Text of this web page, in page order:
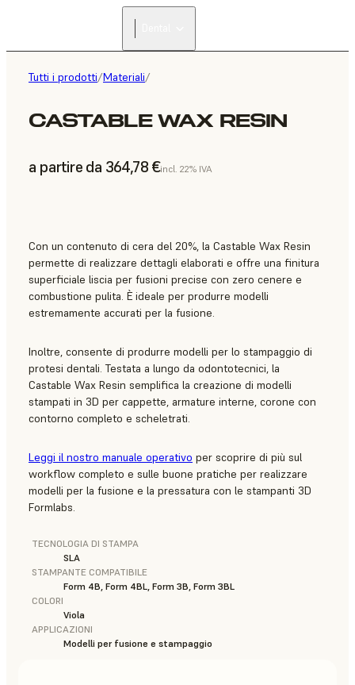
Tutti i prodotti/Materiali/
CASTABLE WAX RESIN
a partire da 364,78 €incl. 22% IVA
Con un contenuto di cera del 20%, la Castable Wax Resin
permette di realizzare dettagli elaborati e offre una finitura
superficiale liscia per fusioni precise con zero cenere e
combustione pulita. È ideale per produrre modelli
estremamente accurati per la fusione.
Inoltre, consente di produrre modelli per lo stampaggio di
protesi dentali. Testata a lungo da odontotecnici, la
Castable Wax Resin semplifica la creazione di modelli
stampati in 3D per cappette, armature interne, corone con
contorno completo e scheletrati.
Leggi il nostro manuale operativo per scoprire di più sul
workflow completo e sulle buone pratiche per realizzare
modelli per la fusione e la pressatura con le stampanti 3D
Formlabs.
TECNOLOGIA DI STAMPA
SLA
STAMPANTE COMPATIBILE
Form 4B, Form 4BL, Form 3B, Form 3BL
COLORI
Viola
APPLICAZIONI
Modelli per fusione e stampaggio